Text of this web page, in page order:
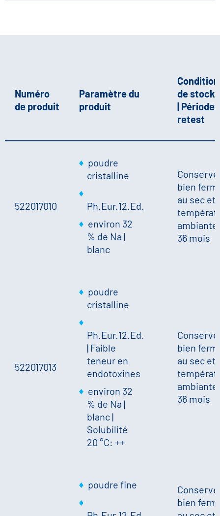
Numéro
de produit
Paramètre du
produit
de
| Période
retest
522017010
poudre
cristalline
Ph.Eur.12.Ed.
environ 32
% de Na |
blanc
bien
au sec et
36 mois
522017013
poudre
cristalline
Ph.Eur.12.Ed.
| Faible
teneur en
endotoxines
environ 32
% de Na |
blanc |
Solubilité
20 °C: ++
bien
au sec et
36 mois
poudre fine
bien